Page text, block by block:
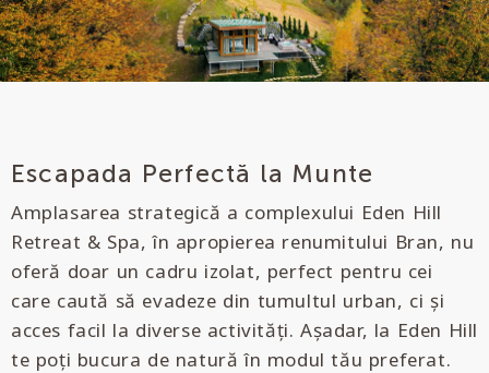
Escapada Perfectă la Munte
Amplasarea strategică a complexului Eden Hill
Retreat & Spa, în apropierea renumitului Bran, nu
oferă doar un cadru izolat, perfect pentru cei
care caută să evadeze din tumultul urban, ci și
acces facil la diverse activități. Așadar, la Eden Hill
te poți bucura de natură în modul tău preferat.